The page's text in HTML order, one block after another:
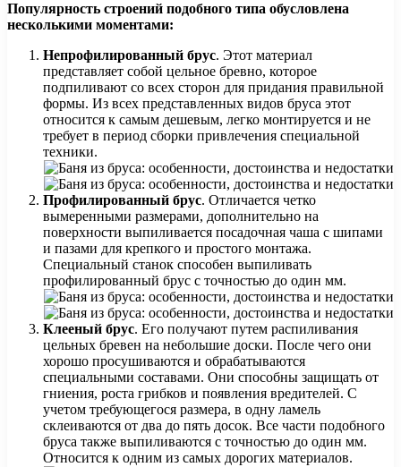
Популярность строений подобного типа обусловлена
несколькими моментами:
Непрофилированный брус. Этот материал
представляет собой цельное бревно, которое
подпиливают со всех сторон для придания правильной
формы. Из всех представленных видов бруса этот
относится к самым дешевым, легко монтируется и не
требует в период сборки привлечения специальной
техники.
Профилированный брус. Отличается четко
вымеренными размерами, дополнительно на
поверхности выпиливается посадочная чаша с шипами
и пазами для крепкого и простого монтажа.
Специальный станок способен выпиливать
профилированный брус с точностью до один мм.
Клееный брус. Его получают путем распиливания
цельных бревен на небольшие доски. После чего они
хорошо просушиваются и обрабатываются
специальными составами. Они способны защищать от
гниения, роста грибков и появления вредителей. С
учетом требующегося размера, в одну ламель
склеиваются от два до пять досок. Все части подобного
бруса также выпиливаются с точностью до один мм.
Относится к одним из самых дорогих материалов.